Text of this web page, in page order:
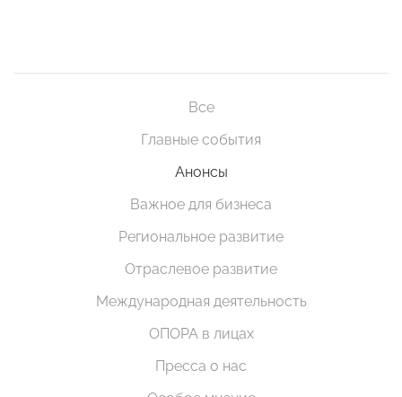
Все
Главные события
Анонсы
Важное для бизнеса
Региональное развитие
Отраслевое развитие
Международная деятельность
ОПОРА в лицах
Пресса о нас